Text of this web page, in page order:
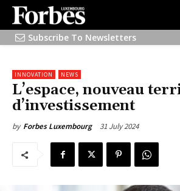
Subscribe To Newsletters
INNOVATION NEWS
L’espace, nouveau
d’investissement
by Forbes Luxembourg 31 July 2024